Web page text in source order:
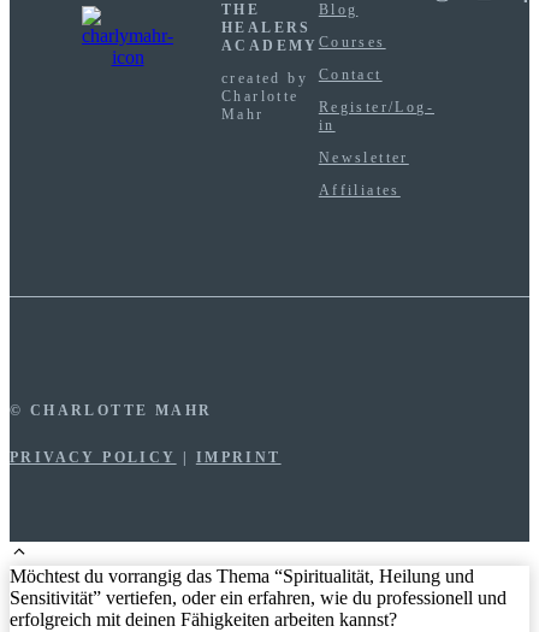
THE
HEALERS
ACADEMY
created by
Charlotte
Mahr
Blog
Courses
Contact
Register/Log-
in
Newsletter
Affiliates
© CHARLOTTE MAHR
PRIVACY POLICY IMPRINT
Möchtest du vorrangig das Thema “Spiritualität, Heilung und
Sensitivität” vertiefen, oder ein erfahren, wie du professionell und
erfolgreich mit deinen Fähigkeiten arbeiten kannst?